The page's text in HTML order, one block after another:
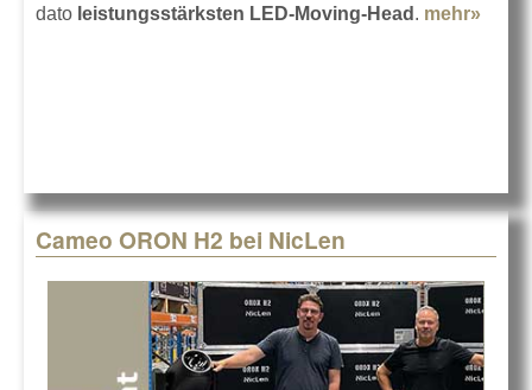
dato leistungsstärksten LED-Moving-Head . mehr»
Cameo ORON H2 bei NicLen